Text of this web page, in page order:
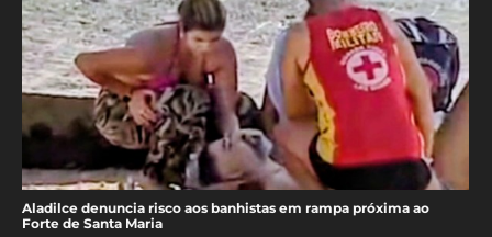
Aladilce denuncia risco aos banhistas em rampa próxima ao
Forte de Santa Maria